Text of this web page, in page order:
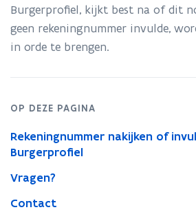
november
een
brief
Burgerprofiel, kijkt best na of dit
geen rekeningnummer invulde,
in orde te brengen.
OP DEZE PAGINA
Rekeningnummer nakijken of
Burgerprofiel
Vragen?
Contact